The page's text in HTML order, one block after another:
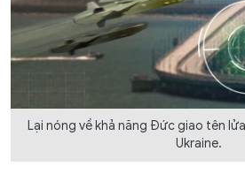
Lại nóng về khả năng Đức giao tên
Ukraine.